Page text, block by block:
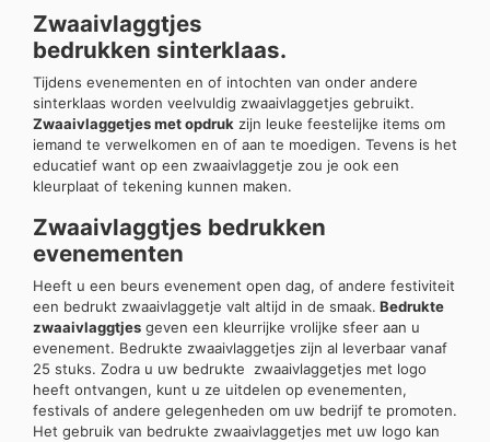
Zwaaivlaggtjes
bedrukken sinterklaas.
Tijdens evenementen en of intochten van onder andere
sinterklaas worden veelvuldig zwaaivlaggetjes gebruikt.
Zwaaivlaggetjes met opdruk zijn leuke feestelijke items om
iemand te verwelkomen en of aan te moedigen. Tevens is het
educatief want op een zwaaivlaggetje zou je ook een
kleurplaat of tekening kunnen maken.
Zwaaivlaggtjes bedrukken
evenementen
Heeft u een beurs evenement open dag, of andere festiviteit
een bedrukt zwaaivlaggetje valt altijd in de smaak. Bedrukte
zwaaivlaggtjes geven een kleurrijke vrolijke sfeer aan u
evenement. Bedrukte zwaaivlaggetjes zijn al leverbaar vanaf
25 stuks. Zodra u uw bedrukte zwaaivlaggetjes met logo
heeft ontvangen, kunt u ze uitdelen op evenementen,
festivals of andere gelegenheden om uw bedrijf te promoten.
Het gebruik van bedrukte zwaaivlaggetjes met uw logo kan